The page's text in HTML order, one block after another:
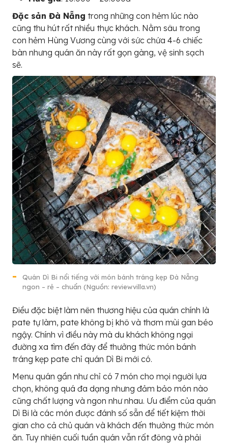
Đặc sản Đà Nẵng trong những con hẻm lúc nào
cũng thu hút rất nhiều thực khách. Nằm sâu trong
con hẻm Hùng Vương cùng với sức chứa 4-6 chiếc
bàn nhưng quán ăn này rất gọn gàng, vệ sinh sạch
sẽ.
Quán Dì Bi nổi tiếng với món bánh tráng kẹp Đà Nẵng
ngon – rẻ – chuẩn (Nguồn: reviewvilla.vn)
Điều đặc biệt làm nên thương hiệu của quán chính là
pate tự làm, pate không bị khô và thơm mùi gan béo
ngậy. Chính vì điều này mà du khách không ngại
đường xa tìm đến đây để thưởng thức món bánh
tráng kẹp pate chỉ quán Dì Bi mới có.
Menu quán gần như chỉ có 7 món cho mọi người lựa
chọn, không quá đa dạng nhưng đảm bảo món nào
cũng chất lượng và ngon như nhau. Ưu điểm của quán
Dì Bi là các món được đánh số sẵn để tiết kiệm thời
gian cho cả chủ quán và khách đến thưởng thức món
ăn. Tuy nhiên cuối tuần quán vẫn rất đông và phải